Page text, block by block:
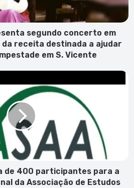
segundo concerto em
receita destinada a ajudar
em S. Vicente
de 400 participantes para a
da Associação de Estudos